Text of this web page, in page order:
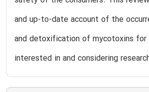
and up-to-date account of the
and detoxification of mycotoxins for
interested in and considering